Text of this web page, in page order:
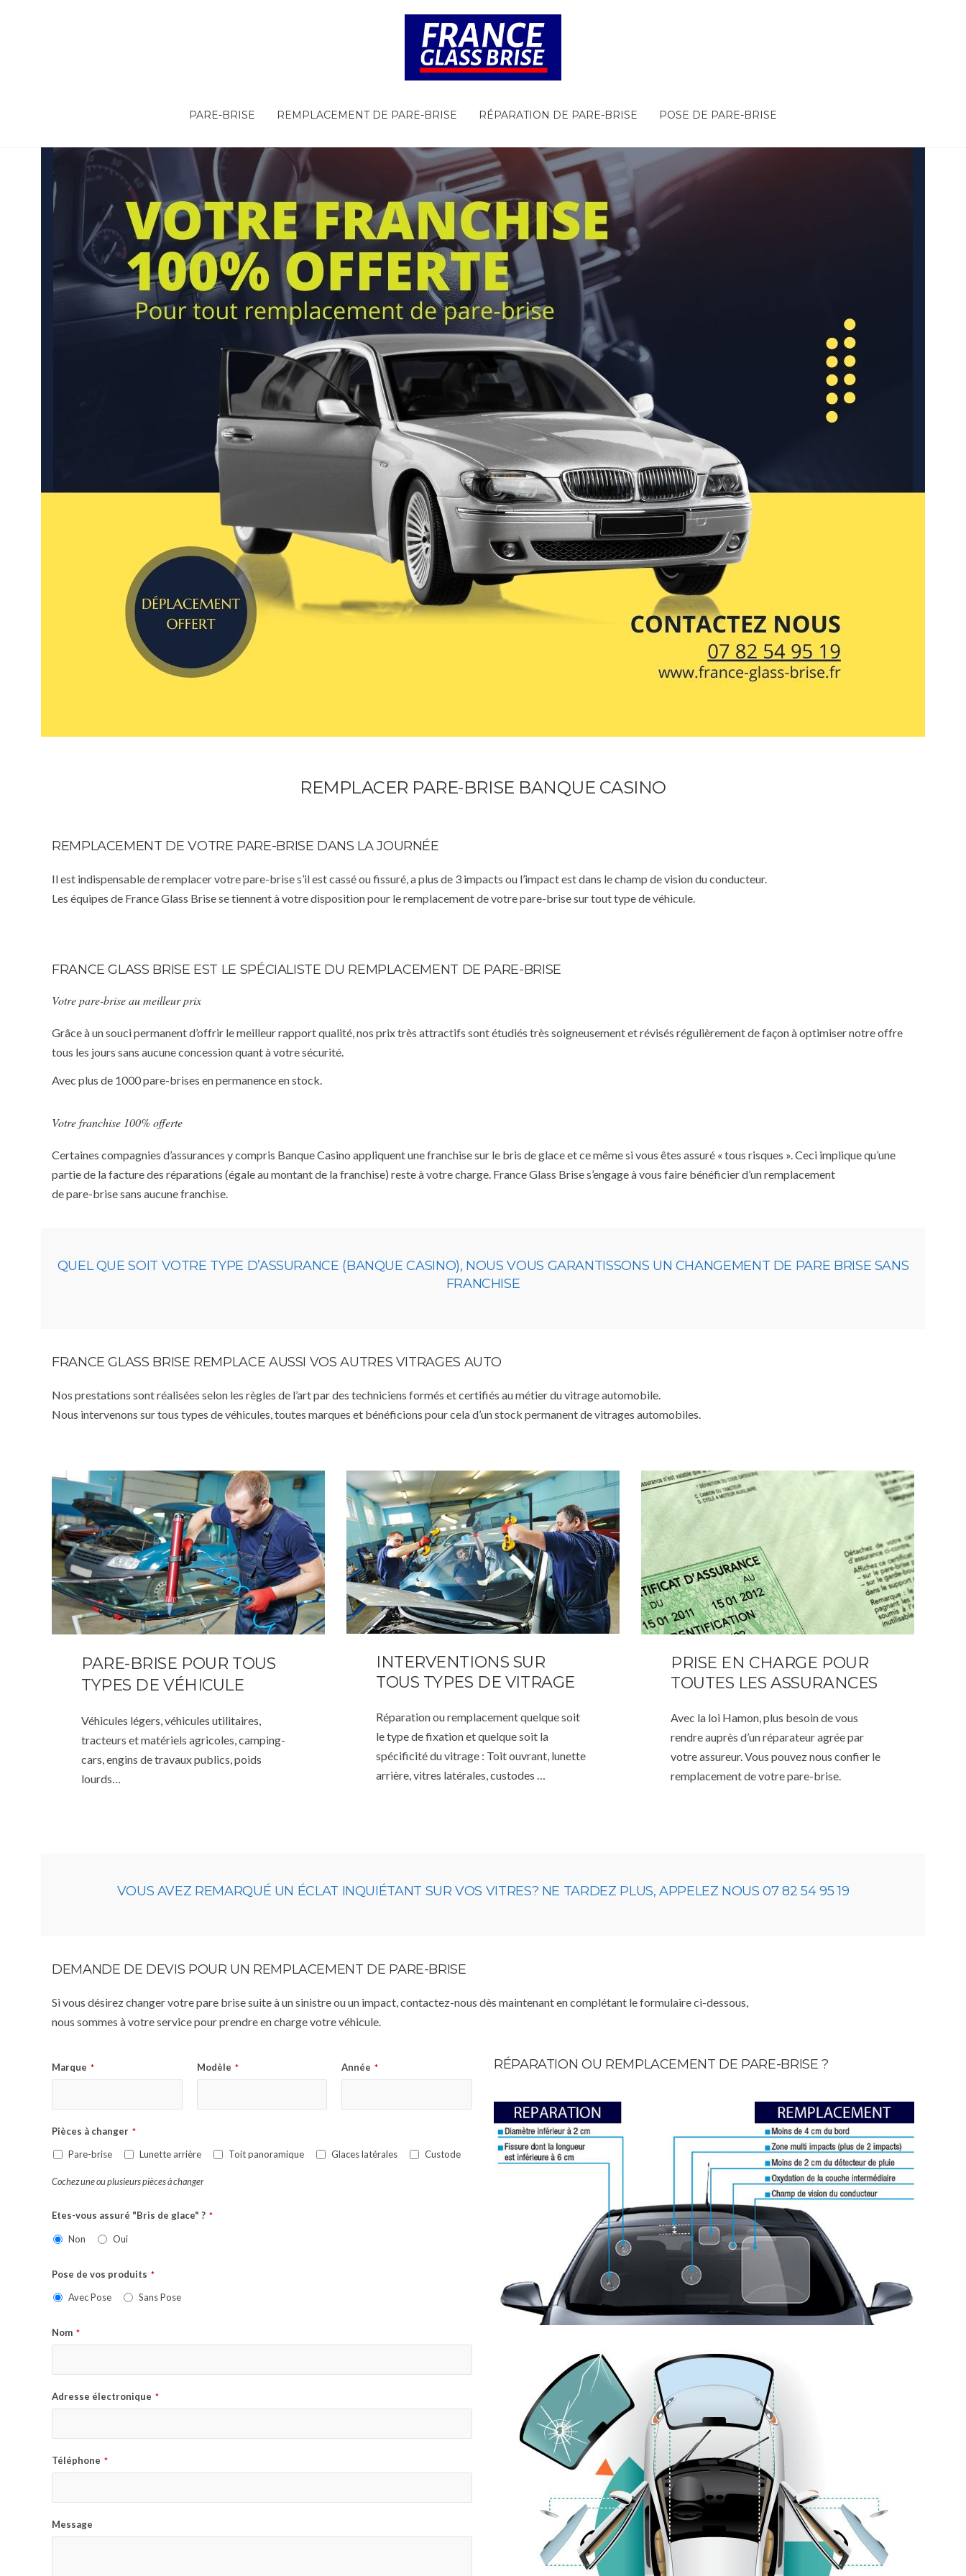
PARE-BRISE REMPLACEMENT DE PARE-BRISE RÉPARATION DE PARE-BRISE POSE DE PARE-BRISE
REMPLACER PARE-BRISE BANQUE CASINO
REMPLACEMENT DE VOTRE PARE-BRISE DANS LA JOURNÉE
Il est indispensable de remplacer votre pare-brise s’il est cassé ou fissuré, a plus de 3 impacts ou l’impact est dans le champ de vision du conducteur.
Les équipes de France Glass Brise se tiennent à votre disposition pour le remplacement de votre pare-brise sur tout type de véhicule.
FRANCE GLASS BRISE EST LE SPÉCIALISTE DU REMPLACEMENT DE PARE-BRISE
Votre pare-brise au meilleur prix
Grâce à un souci permanent d’offrir le meilleur rapport qualité, nos prix très attractifs sont étudiés très soigneusement et révisés régulièrement de façon à optimiser notre offre
tous les jours sans aucune concession quant à votre sécurité.
Avec plus de 1000 pare-brises en permanence en stock.
Votre franchise 100% offerte
Certaines compagnies d’assurances y compris Banque Casino appliquent une franchise sur le bris de glace et ce même si vous êtes assuré « tous risques ». Ceci implique qu’une
partie de la facture des réparations (égale au montant de la franchise) reste à votre charge. France Glass Brise s’engage à vous faire bénéficier d’un remplacement
de pare-brise sans aucune franchise.
QUEL QUE SOIT VOTRE TYPE D’ASSURANCE (BANQUE CASINO), NOUS VOUS GARANTISSONS UN CHANGEMENT DE PARE BRISE SANS
FRANCHISE
FRANCE GLASS BRISE REMPLACE AUSSI VOS AUTRES VITRAGES AUTO
Nos prestations sont réalisées selon les règles de l’art par des techniciens formés et certifiés au métier du vitrage automobile.
Nous intervenons sur tous types de véhicules, toutes marques et bénéficions pour cela d’un stock permanent de vitrages automobiles.
PARE-BRISE POUR TOUS
TYPES DE VÉHICULE
Véhicules légers, véhicules utilitaires,
tracteurs et matériels agricoles, camping-
cars, engins de travaux publics, poids
lourds…
INTERVENTIONS SUR
TOUS TYPES DE VITRAGE
Réparation ou remplacement quelque soit
le type de fixation et quelque soit la
spécificité du vitrage : Toit ouvrant, lunette
arrière, vitres latérales, custodes …
PRISE EN CHARGE POUR
TOUTES LES ASSURANCES
Avec la loi Hamon, plus besoin de vous
rendre auprès d’un réparateur agrée par
votre assureur. Vous pouvez nous confier le
remplacement de votre pare-brise.
VOUS AVEZ REMARQUÉ UN ÉCLAT INQUIÉTANT SUR VOS VITRES? NE TARDEZ PLUS, APPELEZ NOUS 07 82 54 95 19
DEMANDE DE DEVIS POUR UN REMPLACEMENT DE PARE-BRISE
Si vous désirez changer votre pare brise suite à un sinistre ou un impact, contactez-nous dès maintenant en complétant le formulaire ci-dessous,
nous sommes à votre service pour prendre en charge votre véhicule.
Marque * Modèle * Année *
Pièces à changer *
Pare-brise Lunette arrière Toit panoramique Glaces latérales Custode
Cochez une ou plusieurs pièces à changer
Etes-vous assuré "Bris de glace" ? *
Non Oui
Pose de vos produits *
Avec Pose Sans Pose
Nom *
Adresse électronique *
Téléphone *
Message
RÉPARATION OU REMPLACEMENT DE PARE-BRISE ?